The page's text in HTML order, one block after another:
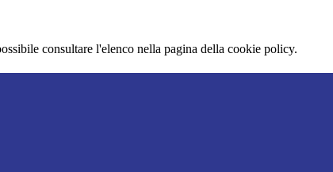
consultare l'elenco nella pagina della cookie policy.